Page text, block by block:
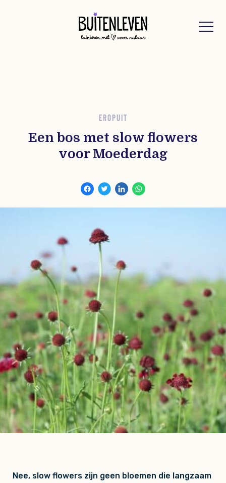
EROPUIT
Een bos met slow flowers
voor Moederdag
Nee, slow flowers zijn geen bloemen die langzaam